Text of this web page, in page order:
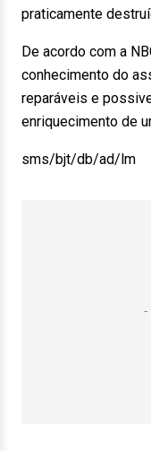
praticamente
De acordo com a
conhecimento do
reparáveis e
enriquecimento de
sms/bjt/db/ad/lm